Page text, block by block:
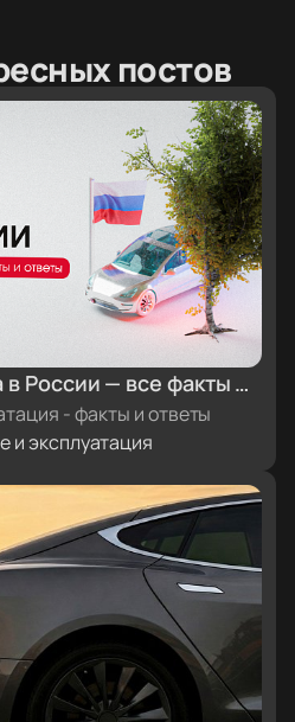
постов
России — все факты и
- факты и ответы
и эксплуатация